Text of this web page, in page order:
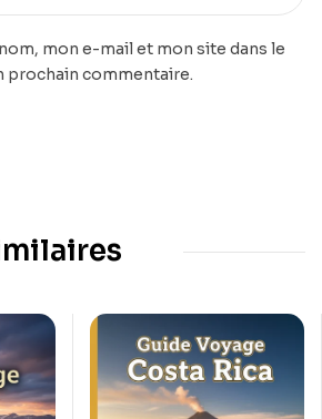
mon e-mail et mon site dans le
prochain commentaire.